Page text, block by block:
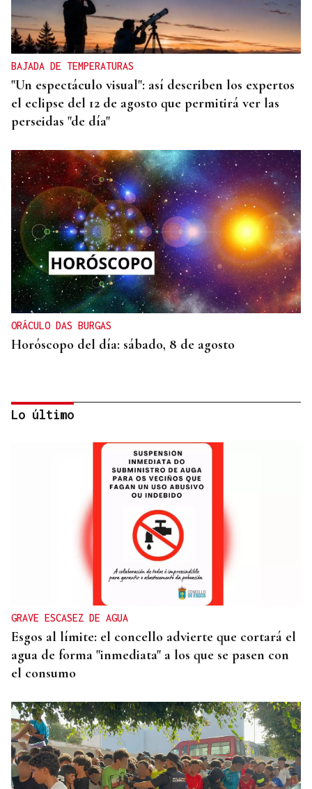
BAJADA DE TEMPERATURAS
"Un espectáculo visual": así describen los expertos
el eclipse del 12 de agosto que permitirá ver las
perseidas "de día"
ORÁCULO DAS BURGAS
Horóscopo del día: sábado, 8 de agosto
Un tribunal de Estados Unidos multa a Meta con
567 millones de dólares por perjudicar la salud
mental de los menores
Lo último
GRAVE ESCASEZ DE AGUA
Esgos al límite: el concello advierte que cortará el
agua de forma "inmediata" a los que se pasen con
el consumo